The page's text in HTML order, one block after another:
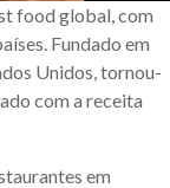
food global, com
Fundado em
Unidos, tornou-
com a receita
em